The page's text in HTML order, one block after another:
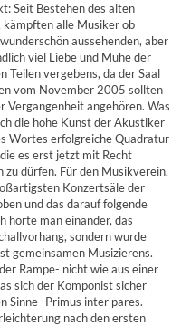
Seit Bestehen des alten
alle Musiker ob
aussehenden, aber
viel Liebe und Mühe der
Teilen vergebens, da der Saal
vom November 2005 sollten
Vergangenheit angehören. Was
die hohe Kunst der Akustiker
Wortes erfolgreiche Quadratur
die es erst jetzt mit Recht
dürfen. Für den Musikverein,
Konzertsäle der
und das darauf folgende
hörte man einander, das
sondern wurde
gemeinsamen Musizierens.
Rampe- nicht wie aus einer
sich der Komponist sicher
Primus inter pares.
nach den ersten